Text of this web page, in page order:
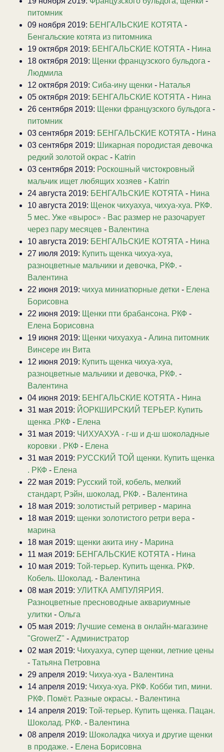
питомник
09 ноября 2019: БЕНГАЛЬСКИЕ КОТЯТА -
Бенгальские котята из питомника
19 октября 2019: БЕНГАЛЬСКИЕ КОТЯТА - Нина
18 октября 2019: Щенки французского бульдога -
Людмила
12 октября 2019: Сиба-ину щенки - Наталья
05 октября 2019: БЕНГАЛЬСКИЕ КОТЯТА - Нина
26 сентября 2019: Щенки французского бульдога -
питомник
03 сентября 2019: БЕНГАЛЬСКИЕ КОТЯТА - Нина
03 сентября 2019: Шикарная породистая девочка
редкий золотой окрас - Katrin
03 сентября 2019: Роскошный чистокровный
мальчик ищет любящих хозяев - Katrin
24 августа 2019: БЕНГАЛЬСКИЕ КОТЯТА - Нина
10 августа 2019: Щенок чихуахуа, чихуа-хуа. РКФ.
5 мес. Уже «вырос» - Вас размер не разочарует
через пару месяцев - Валентина
10 августа 2019: БЕНГАЛЬСКИЕ КОТЯТА - Нина
27 июля 2019: Купить щенка чихуа-хуа,
разноцветные мальчики и девочка, РКФ. -
Валентина
22 июня 2019: чихуа миниатюрные детки - Елена
Борисовна
22 июня 2019: Щенки пти брабансона. РКФ -
Елена Борисовна
19 июня 2019: Щенки чихуахуа - Алина питомник
Винсере ин Вита
12 июня 2019: Купить щенка чихуа-хуа,
разноцветные мальчики и девочка, РКФ. -
Валентина
04 июня 2019: БЕНГАЛЬСКИЕ КОТЯТА - Нина
31 мая 2019: ЙОРКШИРСКИЙ ТЕРЬЕР. Купить
щенка .РКФ - Елена
31 мая 2019: ЧИХУАХУА - г-ш и д-ш шоколадные
коровки . РКФ - Елена
31 мая 2019: РУССКИЙ ТОЙ щенки. Купить щенка
. РКФ - Елена
22 мая 2019: Русский той, кобель, мелкий
стандарт, Рэйн, шоколад, РКФ. - Валентина
18 мая 2019: золотистый ретривер - марина
18 мая 2019: щенки золотистого ретри вера -
марина
18 мая 2019: щенки акита ину - Марина
11 мая 2019: БЕНГАЛЬСКИЕ КОТЯТА - Нина
10 мая 2019: Той-терьер. Купить щенка. РКФ.
Кобель. Шоколад. - Валентина
08 мая 2019: УЛИТКА АМПУЛЯРИЯ.
Разноцветные пресноводные аквариумные
улитки - Ольга
05 мая 2019: Лучшие семена в онлайн-магазине
"GrowerZ" - Администратор
02 мая 2019: Чихуахуа, супер щенки, летние цены
- Татьяна Петровна
29 апреля 2019: Чихуа-хуа - Валентина
14 апреля 2019: Чихуа-хуа. РКФ. Кобби тип, мини.
РКФ. Помёт. Разные окрасы. - Валентина
14 апреля 2019: Той-терьер. Купить щенка. Пацан.
Шоколад. РКФ. - Валентина
08 апреля 2019: Шоколадка чихуа и другие щенки
в продаже. - Елена Борисовна